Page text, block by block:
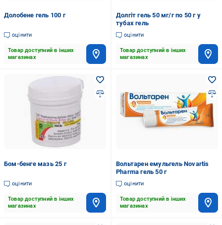
Долобене гель 100 г
оцінити
Товар доступний в інших
магазинах
Долгіт гель 50 мг/г по 50 г у
тубах гель
оцінити
Товар доступний в інших
магазинах
Бом-бенге мазь 25 г
оцінити
Товар доступний в інших
магазинах
Вольтарен емульгель Novartis
Pharma гель 50 г
оцінити
Товар доступний в інших
магазинах